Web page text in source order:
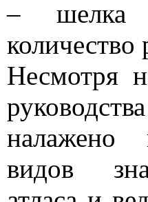
– шелка
количество
Несмотря
налажено
видов